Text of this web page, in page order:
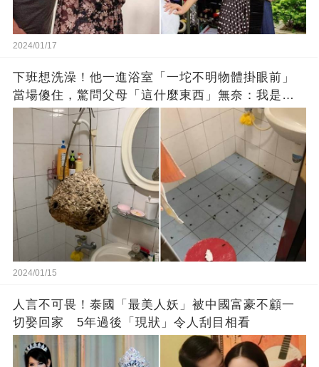
2024/01/17
下班想洗澡！他一進浴室「一坨不明物體掛眼前」
當場傻住，驚問父母「這什麼東西」無奈：我是親
生的嗎？
2024/01/15
人言不可畏！泰國「最美人妖」被中國富豪不顧一
切娶回家 5年過後「現狀」令人刮目相看